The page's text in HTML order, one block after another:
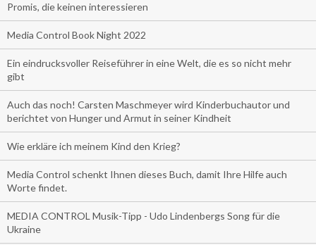
Promis, die keinen interessieren
Media Control Book Night 2022
Ein eindrucksvoller Reiseführer in eine Welt, die es so nicht mehr
gibt
Auch das noch! Carsten Maschmeyer wird Kinderbuchautor und
berichtet von Hunger und Armut in seiner Kindheit
Wie erkläre ich meinem Kind den Krieg?
Media Control schenkt Ihnen dieses Buch, damit Ihre Hilfe auch
Worte findet.
MEDIA CONTROL Musik-Tipp - Udo Lindenbergs Song für die
Ukraine